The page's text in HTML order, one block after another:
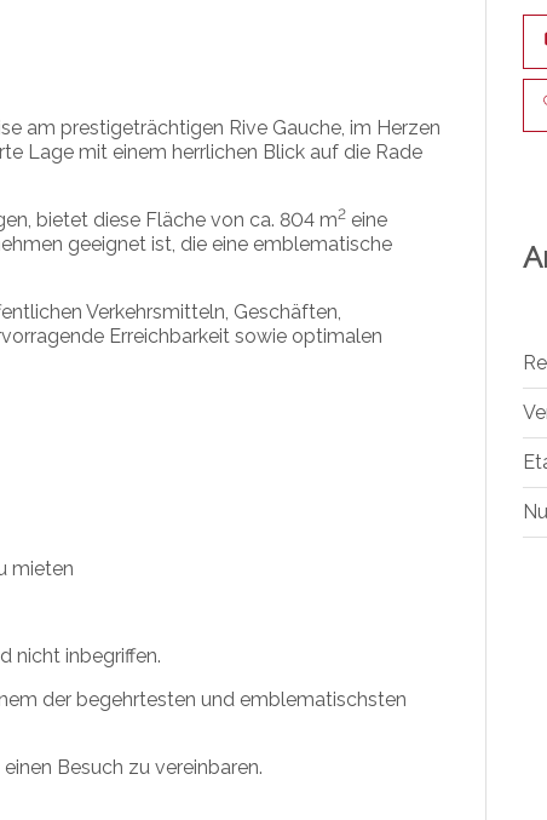
am prestigeträchtigen Rive Gauche, im Herzen
Lage mit einem herrlichen Blick auf die Rade
bietet diese Fläche von ca. 804 m2 eine
geeignet ist, die eine emblematische
Verkehrsmitteln, Geschäften,
Erreichbarkeit sowie optimalen
mieten
nicht inbegriffen.
der begehrtesten und emblematischsten
Besuch zu vereinbaren.